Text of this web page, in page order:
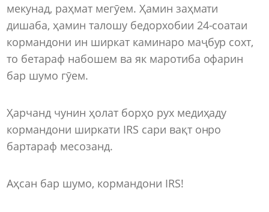
мекунад, раҳмат мегӯем. Ҳамин заҳмати
дишаба, ҳамин талошу бедорхобии 24-соатаи
кормандони ин ширкат каминаро маҷбур сохт,
то бетараф набошем ва як маротиба офарин
бар шумо гӯем.
Ҳарчанд чунин ҳолат борҳо рух медиҳаду
кормандони ширкати IRS сари вақт онро
бартараф месозанд.
Аҳсан бар шумо, кормандони IRS!